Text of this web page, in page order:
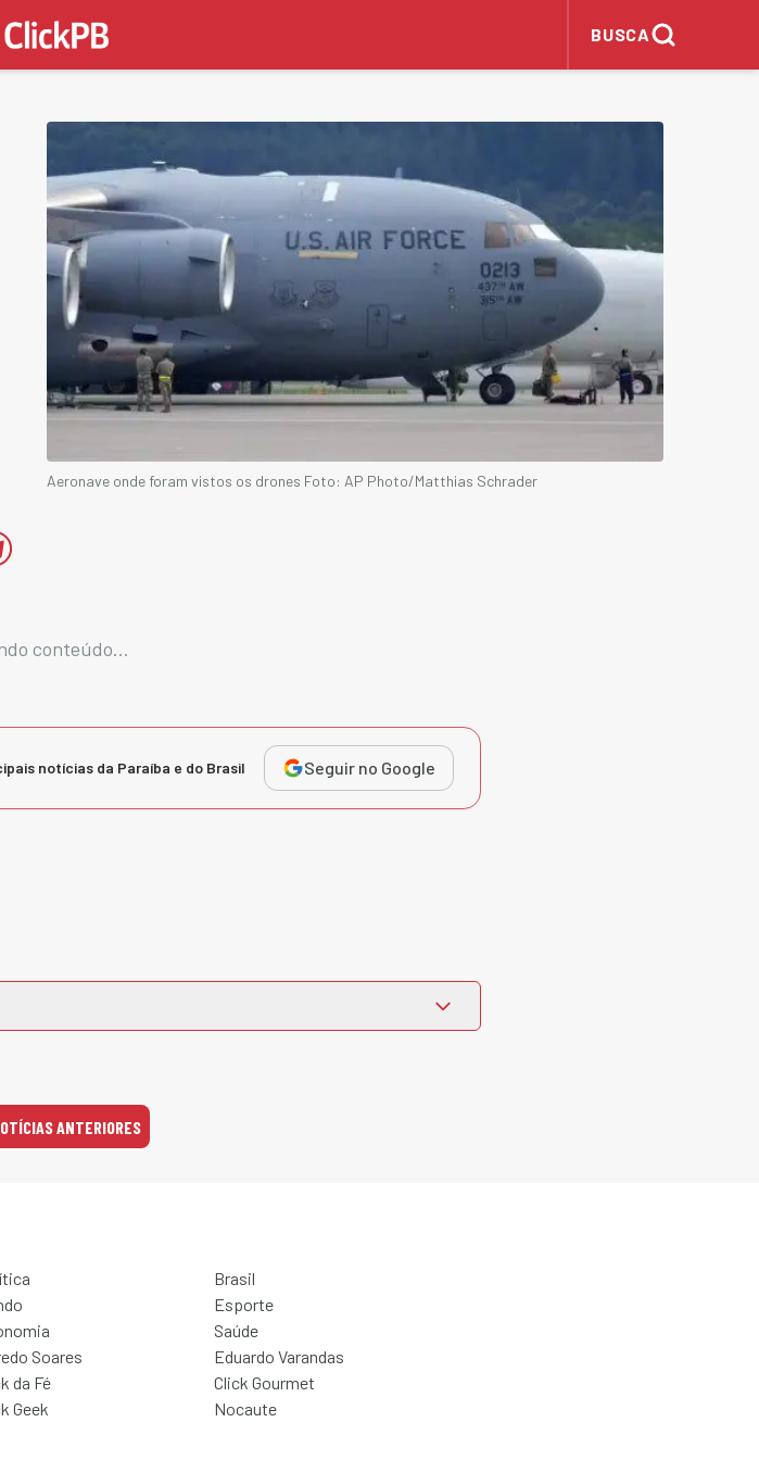
BUSCA
Aeronave onde foram vistos os drones Foto: AP Photo/Matthias Schrader
conteúdo...
notícias da Paraíba e do Brasil Seguir no Google
ANTERIORES
Brasil
Esporte
Saúde
Soares
Eduardo Varandas
da Fé
Click Gourmet
Geek Nocaute